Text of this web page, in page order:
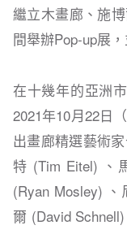
繼立木畫廊、施
間舉辦Pop-up展
在⼗幾年的亞洲
2021年10月22日
出畫廊精選藝術
特 (Tim Eitel) 、
(Ryan Mosley)
爾 (David